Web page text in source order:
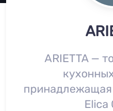
ARIETTA —
принадлежащая
Elica